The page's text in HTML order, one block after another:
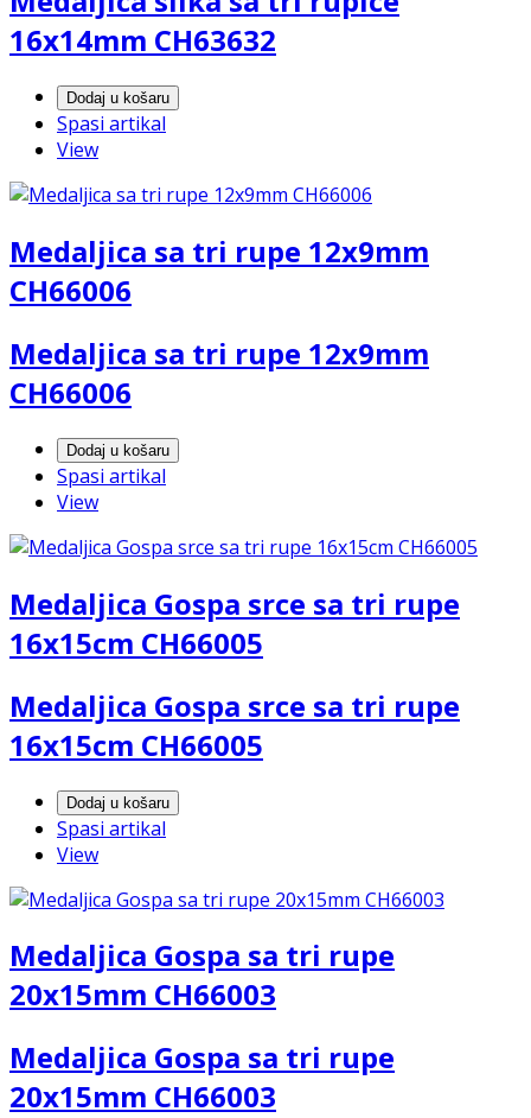
16x14mm CH63632
Dodaj u košaru
Spasi artikal
View
Medaljica sa tri rupe 12x9mm
CH66006
Medaljica sa tri rupe 12x9mm
CH66006
Dodaj u košaru
Spasi artikal
View
Medaljica Gospa srce sa tri rupe
16x15cm CH66005
Medaljica Gospa srce sa tri rupe
16x15cm CH66005
Dodaj u košaru
Spasi artikal
View
Medaljica Gospa sa tri rupe
20x15mm CH66003
Medaljica Gospa sa tri rupe
20x15mm CH66003